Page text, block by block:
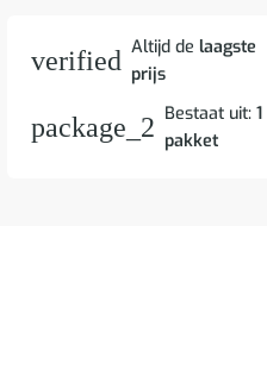
verified Altijd de laagste
prijs
package_2 Bestaat uit: 1
pakket